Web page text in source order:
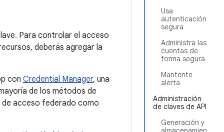
Usa
autenticación
segura
Administra las
cuentas de
forma segura
Mantente
alerta
Administración
de claves de API
Generación y
Para controlar el acceso
deberás agregar la
con Credential Manager, una
de los métodos de
de acceso federado como